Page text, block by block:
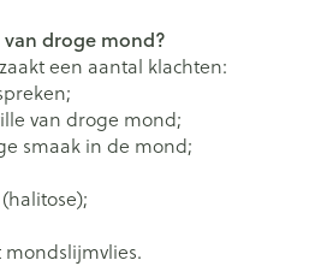
droge mond?
een aantal klachten:
van droge mond;
smaak in de mond;